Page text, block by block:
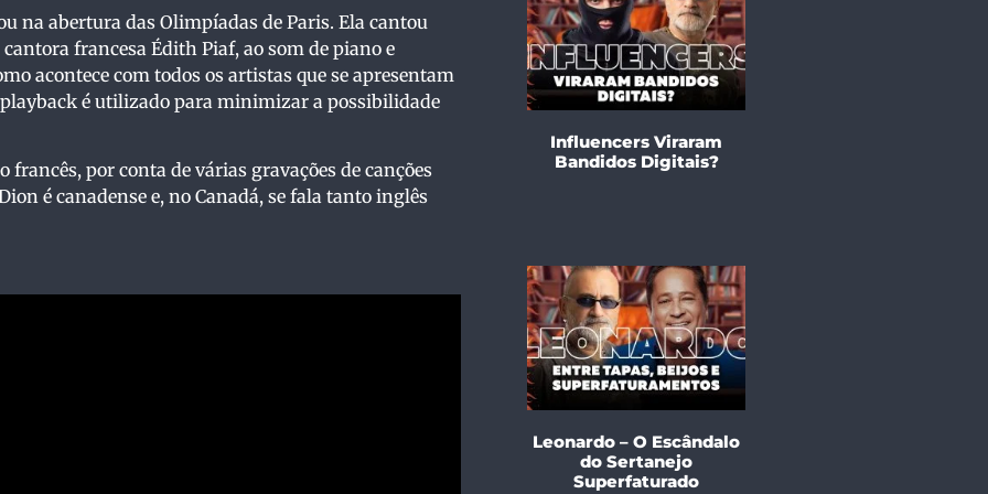
na abertura das Olimpíadas de Paris. Ela cantou
francesa Édith Piaf, ao som de piano e
acontece com todos os artistas que se apresentam
é utilizado para minimizar a possibilidade
por conta de várias gravações de canções
é canadense e, no Canadá, se fala tanto inglês
Influencers Viraram
Bandidos Digitais?
Leonardo – O Escândalo
do Sertanejo
Superfaturado